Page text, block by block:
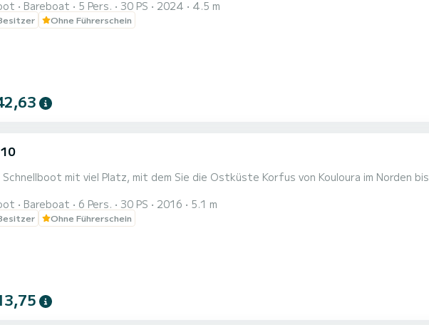
Tag auf See suchen, abgelegene Strände besuchen oder charmante Küstendörfer
möchten, unsere gut gepflegten Boote bieten Freiheit und Komfort für alle. Keinen
Bareboat 5 Pers. 30 PS 2024 4.5 m
Ohne Führerschein
mit viel Platz, mit dem Sie die Ostküste Korfus von Kouloura im Norden
Bareboat 6 Pers. 30 PS 2016 5.1 m
Ohne Führerschein